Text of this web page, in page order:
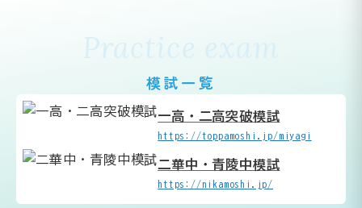
Practice exam
模試一覧
一高・二高突破模試
https://toppamoshi.jp/miyagi
二華中・青陵中模試
https://nikamoshi.jp/